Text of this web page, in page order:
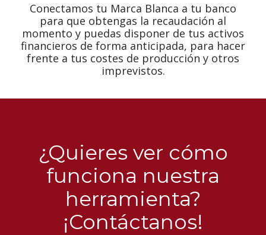
Conectamos tu Marca Blanca a tu banco
para que obtengas la recaudación al
momento y puedas disponer de tus activos
financieros de forma anticipada, para hacer
frente a tus costes de producción y otros
imprevistos.
¿Quieres ver cómo
funciona nuestra
herramienta?
¡Contáctanos!